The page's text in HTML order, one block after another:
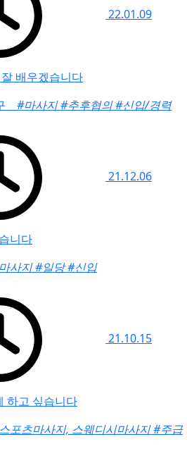
22.01.09
배우겠습니다
#마사지#추후협의#신입/경력
21.12.06
니다
사지#일당#신입
21.10.15
하고 싶습니다
포츠마사지, 스웨디시마사지#주급